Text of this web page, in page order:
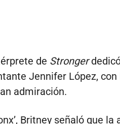
de Stronger
Jennifer López, con
admiración.
Britney señaló que